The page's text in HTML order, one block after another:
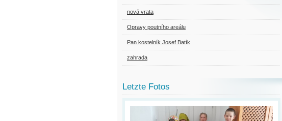
nová vrata
Opravy poutního areálu
Pan kostelník Josef Batík
zahrada
Letzte Fotos